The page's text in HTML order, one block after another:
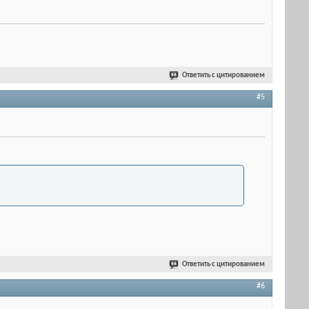
Ответить с цитированием
#5
Ответить с цитированием
#6